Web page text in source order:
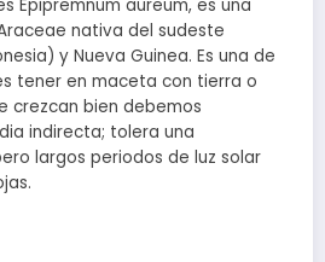
Epipremnum aureum, es una
nativa del sudeste
y Nueva Guinea. Es una de
tener en maceta con tierra o
crezcan bien debemos
indirecta; tolera una
largos periodos de luz solar